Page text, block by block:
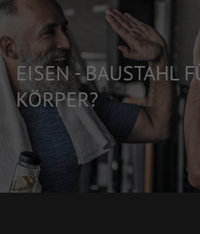
EISEN - BAUSTAHL
KÖRPER?